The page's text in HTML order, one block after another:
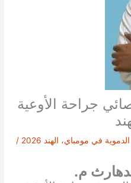
جراحة الأوعية
في مومباي، الهند 2026
/
م.